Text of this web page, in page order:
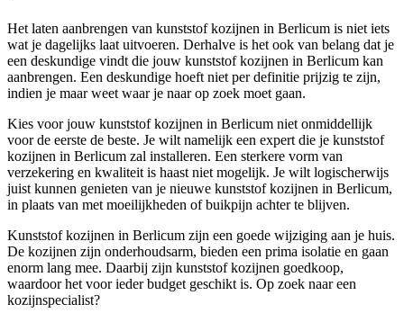
Het laten aanbrengen van kunststof kozijnen in Berlicum is niet iets
wat je dagelijks laat uitvoeren. Derhalve is het ook van belang dat je
een deskundige vindt die jouw kunststof kozijnen in Berlicum kan
aanbrengen. Een deskundige hoeft niet per definitie prijzig te zijn,
indien je maar weet waar je naar op zoek moet gaan.
Kies voor jouw kunststof kozijnen in Berlicum niet onmiddellijk
voor de eerste de beste. Je wilt namelijk een expert die je kunststof
kozijnen in Berlicum zal installeren. Een sterkere vorm van
verzekering en kwaliteit is haast niet mogelijk. Je wilt logischerwijs
juist kunnen genieten van je nieuwe kunststof kozijnen in Berlicum,
in plaats van met moeilijkheden of buikpijn achter te blijven.
Kunststof kozijnen in Berlicum zijn een goede wijziging aan je huis.
De kozijnen zijn onderhoudsarm, bieden een prima isolatie en gaan
enorm lang mee. Daarbij zijn kunststof kozijnen goedkoop,
waardoor het voor ieder budget geschikt is. Op zoek naar een
kozijnspecialist?